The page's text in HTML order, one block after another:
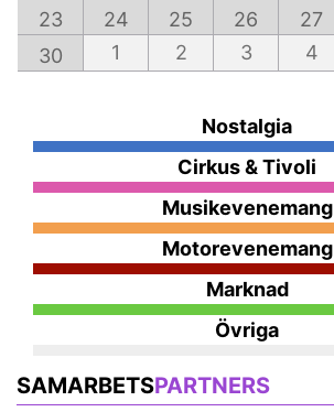
23
24 25 26 27
30
1 2 3 4
Nostalgia
Cirkus & Tivoli
Musikevenemang
Motorevenemang
Marknad
Övriga
SAMARBETSPARTNERS